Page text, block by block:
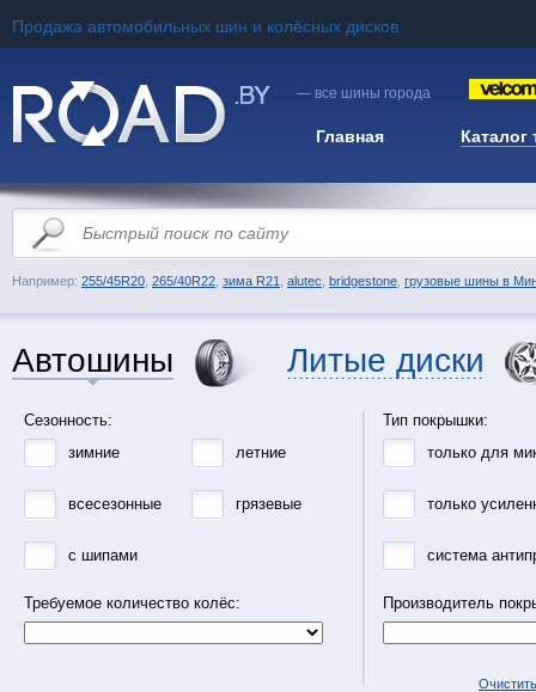
Продажа автомобильных шин и колёсных дисков
— все шины города
Главная Каталог
Например: 255/45R20 265/40R22 зима R21 alutec bridgestone грузовые шины в
Автошины Литые диски
Сезонность:
зимние
летние
всесезонные грязевые
с шипами
Требуемое количество колёс:
Тип покрышки:
только для
только
система
Производитель